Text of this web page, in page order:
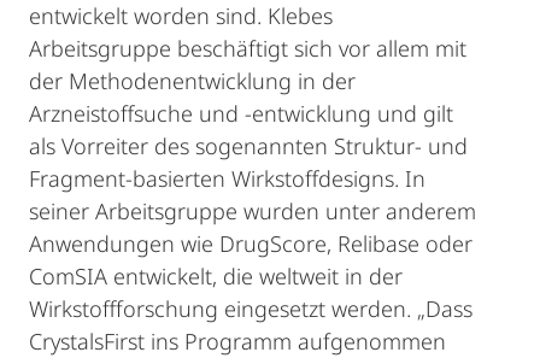
entwickelt worden sind. Klebes
Arbeitsgruppe beschäftigt sich vor allem mit
der Methodenentwicklung in der
Arzneistoffsuche und -entwicklung und gilt
als Vorreiter des sogenannten Struktur- und
Fragment-basierten Wirkstoffdesigns. In
seiner Arbeitsgruppe wurden unter anderem
Anwendungen wie DrugScore, Relibase oder
ComSIA entwickelt, die weltweit in der
Wirkstoffforschung eingesetzt werden. „Dass
CrystalsFirst ins Programm aufgenommen